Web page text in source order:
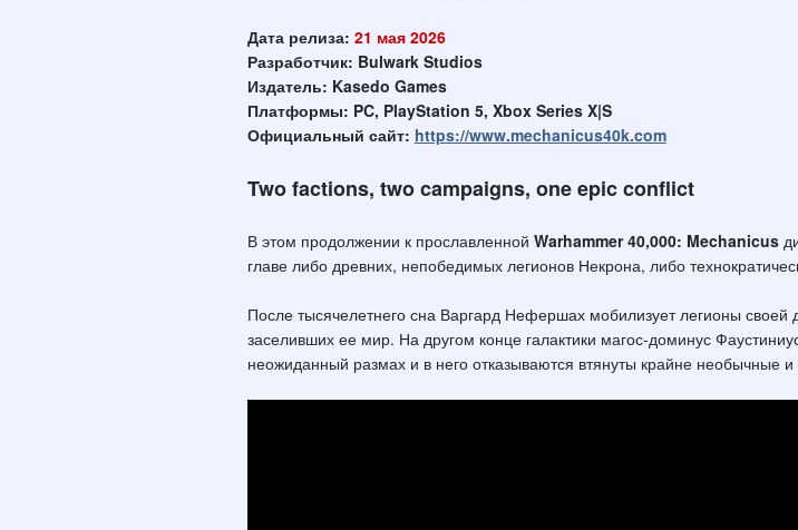
Дата релиза: 21 мая 2026
Разработчик: Bulwark Studios
Издатель: Kasedo Games
Платформы: PC, PlayStation 5, Xbox Series X|S
Официальный сайт: https://www.mechanicus40k.com
Two factions, two campaigns, one epic conflict
В этом продолжении к прославленной Warhammer 40,000: Mechanicus
главе либо древних, непобедимых легионов Некрона, либо
После тысячелетнего сна Варгард Нефершах мобилизует легионы
заселивших ее мир. На другом конце галактики магос-доминус
неожиданный размах и в него отказываются втянуты крайне необычные и